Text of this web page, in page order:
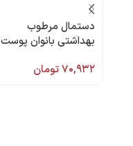
دستمال مرطوب
بهداشتی بانوان پوست
۷۰,۹۳۲تومان